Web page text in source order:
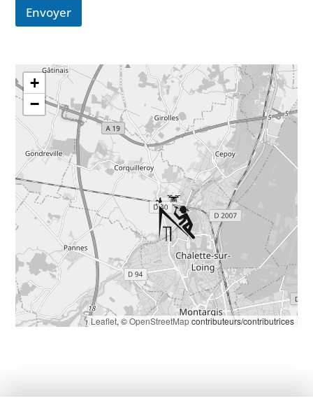
Envoyer
+
−
Leaflet, ©OpenStreetMapcontributeurs/contributrices